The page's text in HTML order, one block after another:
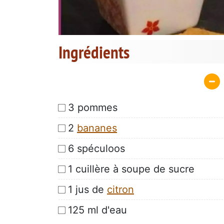
Ingrédients
3 pommes
2 bananes
6 spéculoos
1 cuillère à soupe de sucre
1 jus de citron
125 ml d'eau